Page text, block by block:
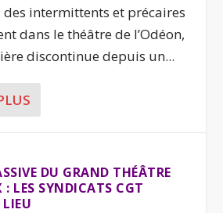
intermittents et précaires
dans le théâtre de l’Odéon,
discontinue depuis un...
DU GRAND THÉÂTRE
: LES SYNDICATS CGT